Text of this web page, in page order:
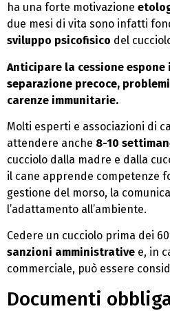
ha una forte motivazione
due mesi di vita sono infatti
sviluppo psicofisico del
Anticipare la cessione
separazione precoce,
carenze immunitarie.
Molti esperti e associazioni di
attendere anche 8-10
cucciolo dalla madre e dalla
il cane apprende competenze
gestione del morso, la
l’adattamento all’ambiente.
Cedere un cucciolo prima dei
sanzioni amministrative e, in
commerciale, può essere
Documenti